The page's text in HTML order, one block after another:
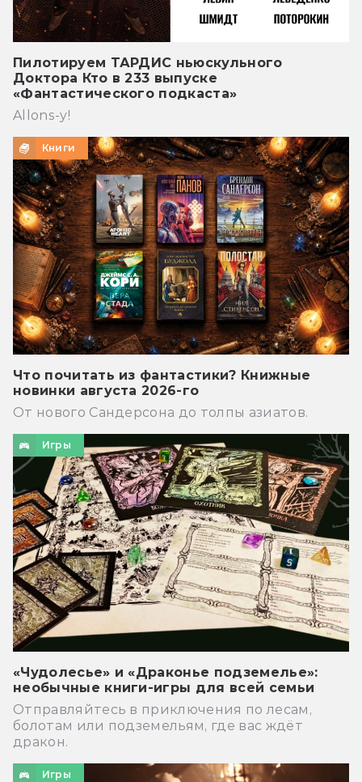
Пилотируем ТАРДИС ньюскульного
Доктора Кто в 233 выпуске
«Фантастического подкаста»
Allons-y!
Книги
Что почитать из фантастики? Книжные
новинки августа 2026-го
От нового Сандерсона до толпы азиатов.
Игры
«Чудолесье» и «Драконье подземелье»:
необычные книги-игры для всей семьи
Отправляйтесь в приключения по лесам,
болотам или подземельям, где вас ждёт
дракон.
Игры